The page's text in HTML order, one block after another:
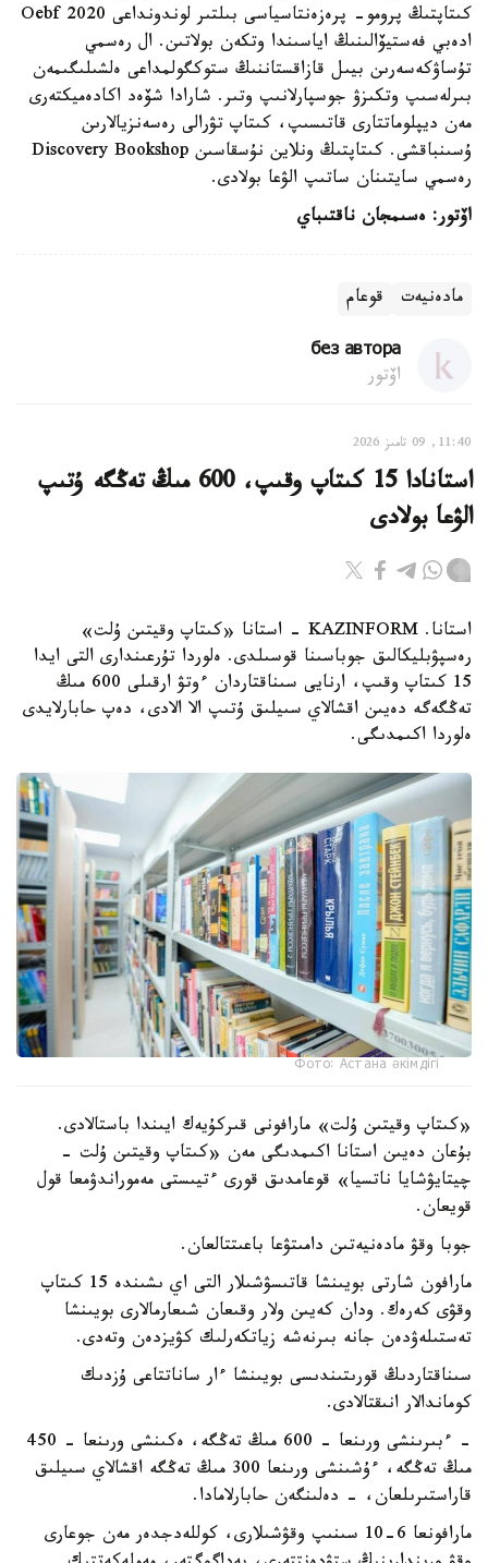
كىتاپتىڭ پرومو- پرەزەنتاسياسى بىلتىر لوندونداعى Oebf 2020
ادەبي فەستيۆالىنىڭ اياسىندا وتكەن بولاتىن. ال رەسمي
تۇساۋكەسەرىن بيىل قازاقستاننىڭ ستوكگولمداعى ەلشىلىگىمەن
بىرلەسىپ وتكىزۋ جوسپارلانىپ وتىر. شارادا شۆەد اكادەميكتەرى
مەن ديپلوماتتارى قاتىسىپ، كىتاپ تۋرالى رەسەنزيالارىن
ۇسىنباقشى. كىتاپتىڭ ونلاين نۇسقاسىن Discovery Bookshop
رەسمي سايتىنان ساتىپ الۋعا بولادى.
اۆتور: ەسىمجان ناقتىباي
مادەنيەت قوعام
без автора
اۆتور
11:40, 09 تامىز 2026
استانادا 15 كىتاپ وقىپ، 600 مىڭ تەڭگە ۇتىپ
الۋعا بولادى
استانا. KAZINFORM - استانا «كىتاپ وقيتىن ۇلت»
رەسپۋبليكالىق جوباسىنا قوسىلدى. ەلوردا تۇرعىندارى التى ايدا
15 كىتاپ وقىپ، ارنايى سىناقتاردان ءوتۋ ارقىلى 600 مىڭ
تەڭگەگە دەيىن اقشالاي سىيلىق ۇتىپ الا الادى، دەپ حابارلايدى
ەلوردا اكىمدىگى.
Фото: Астана әкімдігі
«كىتاپ وقيتىن ۇلت» مارافونى قىركۇيەك ايىندا باستالادى.
بۇعان دەيىن استانا اكىمدىگى مەن «كىتاپ وقيتىن ۇلت -
چيتايۋشايا ناتسيا» قوعامدىق قورى ءتيىستى مەموراندۋمعا قول
قويعان.
جوبا وقۋ مادەنيەتىن دامىتۋعا باعىتتالعان.
مارافون شارتى بويىنشا قاتىسۋشىلار التى اي ىشىندە 15 كىتاپ
وقۋى كەرەك. ودان كەيىن ولار وقىعان شىعارمالارى بويىنشا
تەستىلەۋدەن جانە بىرنەشە زياتكەرلىك كۋيزدەن وتەدى.
سىناقتاردىڭ قورىتىندىسى بويىنشا ءار ساناتتاعى ۇزدىك
كوماندالار انىقتالادى.
- ءبىرىنشى ورىنعا - 600 مىڭ تەڭگە، ەكىنشى ورىنعا - 450
مىڭ تەڭگە، ءۇشىنشى ورىنعا 300 مىڭ تەڭگە اقشالاي سىيلىق
قاراستىرىلعان، - دەلىنگەن حابارلامادا.
مارافونعا 6-10 سىنىپ وقۋشىلارى، كوللەدجدەر مەن جوعارى